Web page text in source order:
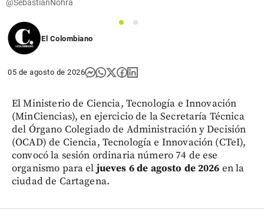
@SebastianNohra
1
2
El Colombiano
05 de agosto de 2026
El Ministerio de Ciencia, Tecnología e Innovación
(MinCiencias), en ejercicio de la Secretaría Técnica
del Órgano Colegiado de Administración y Decisión
(OCAD) de Ciencia, Tecnología e Innovación (CTeI),
convocó la sesión ordinaria número 74 de ese
organismo para el jueves 6 de agosto de 2026 en la
ciudad de Cartagena.